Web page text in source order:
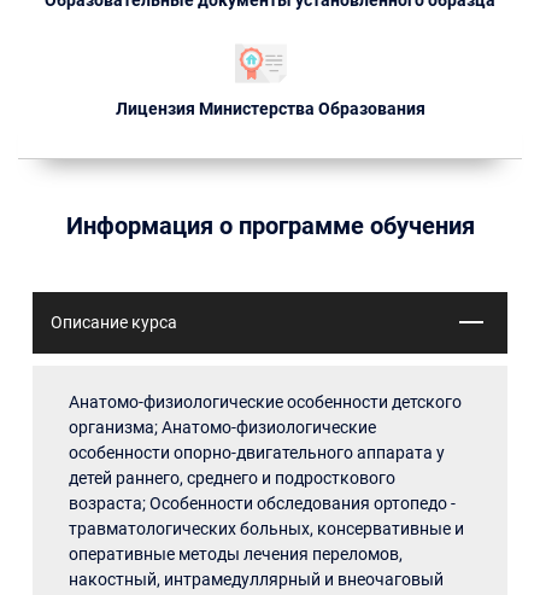
Лицензия Министерства Образования
Информация о программе обучения
Описание курса
Анатомо-физиологические особенности детского
организма; Анатомо-физиологические
особенности опорно-двигательного аппарата у
детей раннего, среднего и подросткового
возраста; Особенности обследования ортопедо -
травматологических больных, консервативные и
оперативные методы лечения переломов,
накостный, интрамедуллярный и внеочаговый